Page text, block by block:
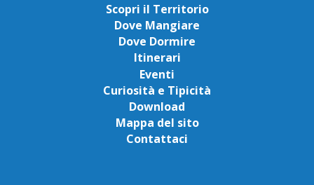
Scopri il Territorio
Dove Mangiare
Dove Dormire
Itinerari
Eventi
Curiosità e Tipicità
Download
Mappa del sito
Contattaci